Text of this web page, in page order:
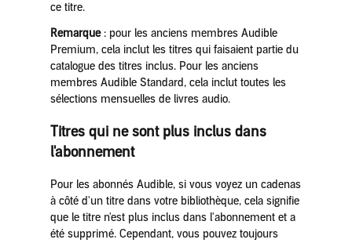
ce titre.
Remarque : pour les anciens membres Audible
Premium, cela inclut les titres qui faisaient partie du
catalogue des titres inclus. Pour les anciens
membres Audible Standard, cela inclut toutes les
sélections mensuelles de livres audio.
Titres qui ne sont plus inclus dans
l'abonnement
Pour les abonnés Audible, si vous voyez un cadenas
à côté d'un titre dans votre bibliothèque, cela signifie
que le titre n'est plus inclus dans l'abonnement et a
été supprimé. Cependant, vous pouvez toujours